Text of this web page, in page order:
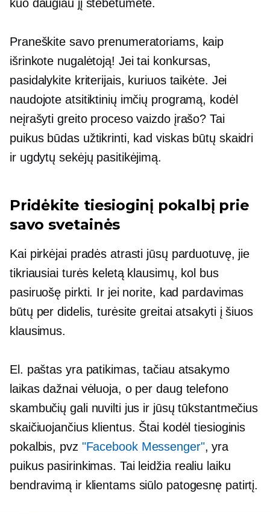
kuo daugiau jį stebėtumėte.
Praneškite savo prenumeratoriams, kaip
išrinkote nugalėtoją! Jei tai konkursas,
pasidalykite kriterijais, kuriuos taikėte. Jei
naudojote atsitiktinių imčių programą, kodėl
neįrašyti greito proceso vaizdo įrašo? Tai
puikus būdas užtikrinti, kad viskas būtų skaidri
ir ugdytų sekėjų pasitikėjimą.
Pridėkite tiesioginį pokalbį prie
savo svetainės
Kai pirkėjai pradės atrasti jūsų parduotuvę, jie
tikriausiai turės keletą klausimų, kol bus
pasiruošę pirkti. Ir jei norite, kad pardavimas
būtų per didelis, turėsite greitai atsakyti į šiuos
klausimus.
El. paštas yra patikimas, tačiau atsakymo
laikas dažnai vėluoja, o per daug telefono
skambučių gali nuvilti jus ir jūsų tūkstantmečius
skaičiuojančius klientus. Štai kodėl tiesioginis
pokalbis, pvz "Facebook Messenger", yra
puikus pasirinkimas. Tai leidžia realiu laiku
bendravimą ir klientams siūlo patogesnę patirtį.